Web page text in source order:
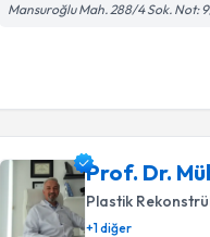
Mansuroğlu Mah. 288/4 Sok. Not:
Prof. Dr.
Plastik
+1diğer